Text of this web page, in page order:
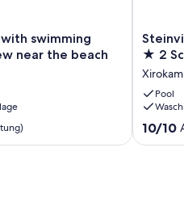
swimming
near the beach
★
★
★
★ 2
Pool
10.0
von
10/10